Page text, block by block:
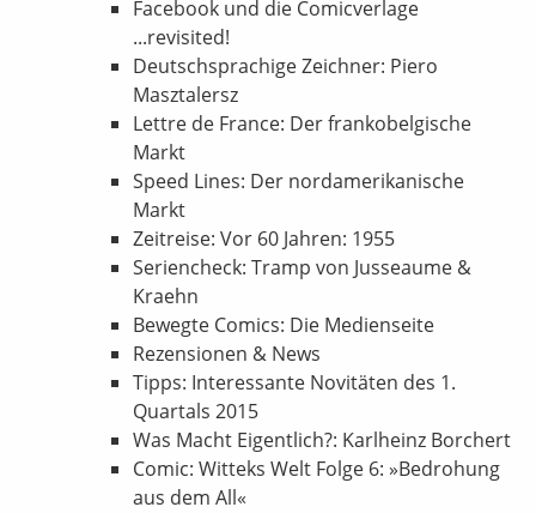
Facebook und die Comicverlage
...revisited!
Deutschsprachige Zeichner: Piero
Masztalersz
Lettre de France: Der frankobelgische
Markt
Speed Lines: Der nordamerikanische
Markt
Zeitreise: Vor 60 Jahren: 1955
Seriencheck: Tramp von Jusseaume &
Kraehn
Bewegte Comics: Die Medienseite
Rezensionen & News
Tipps: Interessante Novitäten des 1.
Quartals 2015
Was Macht Eigentlich?: Karlheinz Borchert
Comic: Witteks Welt Folge 6: »Bedrohung
aus dem All«